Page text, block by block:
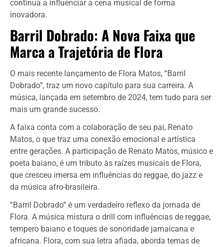
continua a influenciar a cena musical de forma
inovadora.
Barril Dobrado: A Nova Faixa que
Marca a Trajetória de Flora
O mais recente lançamento de Flora Matos, “Barril
Dobrado”, traz um novo capítulo para sua carreira. A
música, lançada em setembro de 2024, tem tudo para ser
mais um grande sucesso.
A faixa conta com a colaboração de seu pai, Renato
Matos, o que traz uma conexão emocional e artística
entre gerações. A participação de Renato Matos, músico e
poeta baiano, é um tributo às raízes musicais de Flora,
que cresceu imersa em influências do reggae, do jazz e
da música afro-brasileira.
“Barril Dobrado” é um verdadeiro reflexo da jornada de
Flora. A música mistura o drill com influências de reggae,
tempero baiano e toques de sonoridade jamaicana e
africana. Flora, com sua letra afiada, aborda temas de